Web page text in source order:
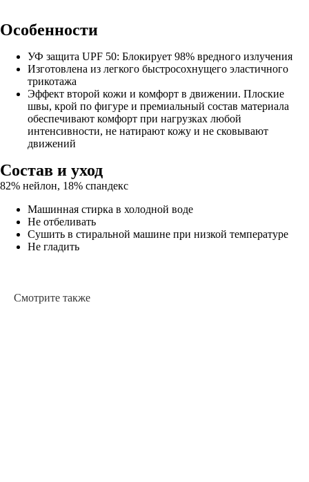
Особенности
УФ защита UPF 50: Блокирует 98% вредного излучения
Изготовлена из легкого быстросохнущего эластичного
трикотажа
Эффект второй кожи и комфорт в движении. Плоские
швы, крой по фигуре и премиальный состав материала
обеспечивают комфорт при нагрузках любой
интенсивности, не натирают кожу и не сковывают
движений
Состав и уход
82% нейлон, 18% спандекс
Машинная стирка в холодной воде
Не отбеливать
Сушить в стиральной машине при низкой температуре
Не гладить
Смотрите также